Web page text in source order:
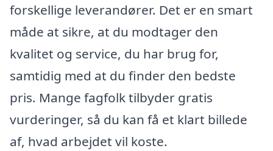
forskellige leverandører. Det er en smart
måde at sikre, at du modtager den
kvalitet og service, du har brug for,
samtidig med at du finder den bedste
pris. Mange fagfolk tilbyder gratis
vurderinger, så du kan få et klart billede
af, hvad arbejdet vil koste.